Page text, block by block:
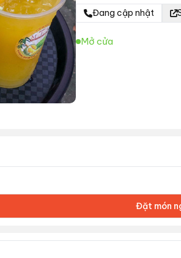
Đang cập nhật
Mở cửa
Đặt món